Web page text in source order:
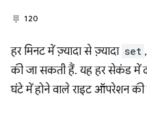
120
हर मिनट में ज़्यादा से ज़्यादा set ,
की जा सकती हैं. यह हर सेकंड में
घंटे में होने वाले राइट ऑपरेशन की